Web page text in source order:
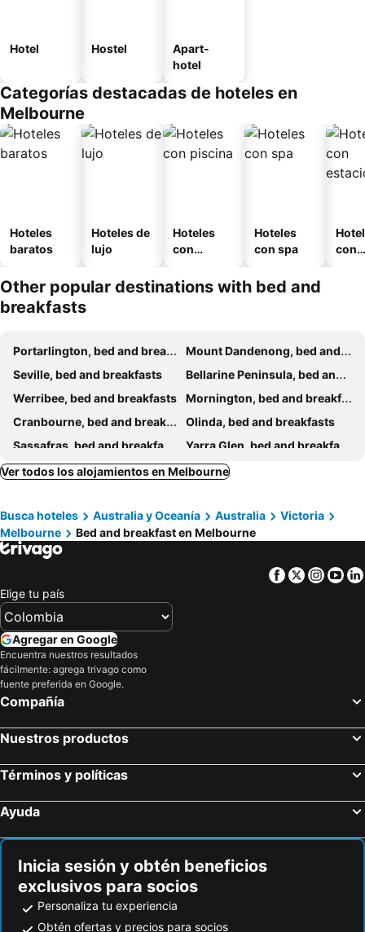
Hotel Hostel
Apart-
hotel
Categorías destacadas de hoteles en
Melbourne
Hoteles
baratos
Hoteles de
lujo
Hoteles
con
Hoteles
con spa
con
Other popular destinations with bed and
breakfasts
Portarlington, bed and breakfasts
Mount Dandenong, bed and breakfasts
Seville, bed and breakfasts
Bellarine Peninsula, bed and breakfasts
Werribee, bed and breakfasts
Mornington, bed and breakfasts
Cranbourne, bed and breakfasts
Olinda, bed and breakfasts
Sassafras, bed and breakfasts
Yarra Glen, bed and breakfasts
Attwood, bed and breakfasts
Emerald, bed and breakfasts
Bacchus Marsh, bed and breakfasts
Dandenong, bed and breakfasts
Mitcham, bed and breakfasts
Eltham, bed and breakfasts
Wantirna South, bed and breakfasts
Ver todos los alojamientos en Melbourne
Busca hoteles Australia y Oceanía Australia
Victoria
Melbourne
Bed and breakfast en Melbourne
Facebook
Twitter
Elige tu país
Agregar en Google
Encuentra nuestros resultados
fácilmente: agrega trivago como
fuente preferida en Google.
Compañía
Nuestros productos
Términos y políticas
Ayuda
Inicia sesión y obtén beneficios
exclusivos para socios
Personaliza tu experiencia
Obtén ofertas y precios para socios